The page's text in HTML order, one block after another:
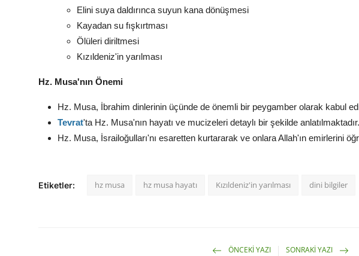
Elini suya daldırınca suyun kana dönüşmesi
Kayadan su fışkırtması
Ölüleri diriltmesi
Kızıldeniz'in yarılması
Hz. Musa'nın Önemi
Hz. Musa, İbrahim dinlerinin üçünde de önemli bir peygamber olarak kabul
Tevrat'ta Hz. Musa'nın hayatı ve mucizeleri detaylı bir şekilde anlatılmaktadır.
Hz. Musa, İsrailoğulları'nı esaretten kurtararak ve onlara Allah'ın emirlerini
Etiketler: hz musa hz musa hayatı Kızıldeniz'in yarılması dini bilgiler
ÖNCEKI YAZI SONRAKI YAZI